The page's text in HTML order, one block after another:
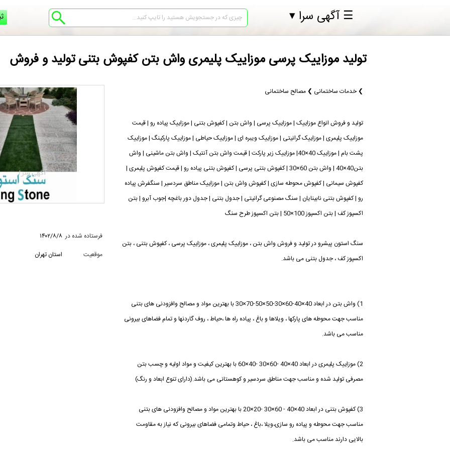
☰ آگهی سرا ▾
تولید موزاییک پرسی موزاییک پلیمری واش بتن کفپوش بتنی تولید و فروش
❯ خدمات ساختمانی ❯ مصالح ساختمانی
تولید و فروش انواع موزاییک | موزاییک پرسی | واش بتن | کفپوش بتنی | موزاییک پیاده رو | قیمت
موزاییک پلیمری | موزاییک گرانیتی | موزاییک ویبره ای | موزاییک حیاطی | موزاییک پارکینگ | موزاییک
پشت بام | موزاییک 40×40| موزاییک زیر پارکت | قیمت واش بتن آنتیک | واش بتن ماشینی | واش
بتن40×40 | واش بتن 60×30 | کفپوش بتنی پرسی | کفپوش بتنی پیاده رو | قیمت کفپوش پلیمری |
کفپوش سیمانی | کفپوش محوطه سازی | کفپوش واش بتن | موزاییک مناطق سردسیر | سنگفرش پیاده
رو | کفپوش بتنی نابینایان | سنگ مصنوعی گرانیتی | جدول بتنی | جدول دور باغچه |جوب آبرو | بتن
اکسپوز کف | بتن اکسپوز 100×50 | بتن اکسپوز طرح سنگ
سنگ استون پیشرو در تولید و فروش واش بتن ، موزاییک پلیمری ، موزاییک پرسی ، کفپوش بتنی ، بتن
اکسپوز کف ، جدول بتنی می باشد.
1) واش بتن در ابعاد 40×40-60×30-50×50-70×30 با بهترین مواد و مصالح وافزودنی های بتنی
مناسب جهت محوطه های پارکها ، ویلاها و باغ ، پیاده راه ها ،حیاط ، روف گاردنها و تمام فضاهای بیرونی
مناسب می باشد.
2) موزاییک پلیمری در ابعاد 40×40 -60×30 -40×60 با بهترین کیفیت و مواد اولیه و چسب بتن
مصرفی تولید شده و مناسب جهت مناطق سردسیر و کوهستانی می باشد.(دارای تنوع ابعاد و رنگ)
3) کفپوش بتنی در ابعاد 40×40 - 60×30 -20×20 با بهترین مواد و مصالح وافزودنی های بتنی
مناسب جهت محوطه و پیاده رو سازی،ویلا ،باغ ، حیاط وتمامی فضاهای بیرونی که نیاز به مقاومت
بالایی دارند مناسب می باشد.
فرستاده شده در ۱۴۰۲/۸/۸
موقعیت
استان تهران